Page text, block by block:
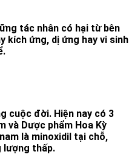
tác nhân có hại từ bên
kích ứng, dị ứng hay vi sinh
cuộc đời. Hiện nay có 3
là minoxidil tại chỗ,
lượng thấp.